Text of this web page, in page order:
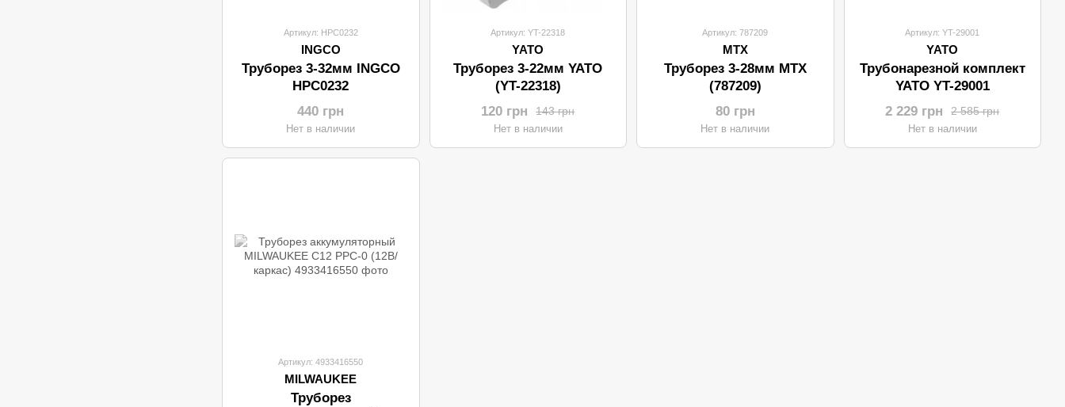
Артикул: HPC0232
INGCO
Труборез 3-32мм INGCO
HPC0232
440 грн
Нет в наличии
Артикул: YT-22318
YATO
Труборез 3-22мм YATO
(YT-22318)
143 грн
120 грн
Нет в наличии
Артикул: 787209
MTX
Труборез 3-28мм MTX
(787209)
80 грн
Нет в наличии
Артикул: YT-29001
YATO
Трубонарезной комплект
YATO YT-29001
2 585 грн
2 229 грн
Нет в наличии
Артикул: 4933416550
MILWAUKEE
Труборез